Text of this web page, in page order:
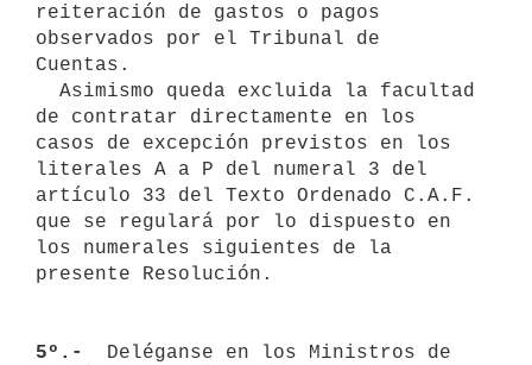
reiteración de gastos o pagos
observados por el Tribunal de
Cuentas.
de contratar directamente en los
casos de excepción previstos en los
literales A a P del numeral 3 del
artículo 33 del Texto Ordenado C.A.F.
que se regulará por lo dispuesto en
los numerales siguientes de la
presente Resolución.
5º.-
Deléganse en los Ministros de